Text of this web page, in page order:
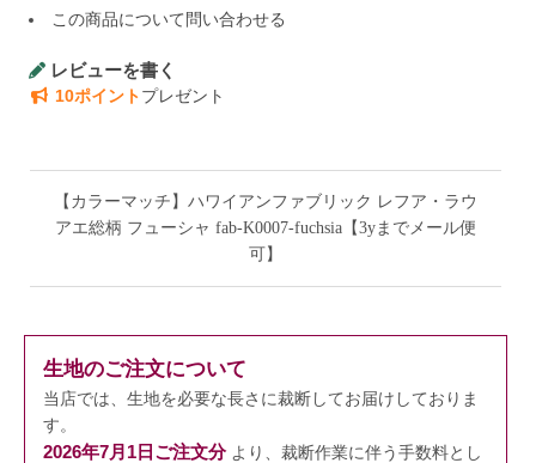
この商品について問い合わせる
レビューを書く
10ポイントプレゼント
【カラーマッチ】ハワイアンファブリック レフア・ラウ
アエ総柄 フューシャ fab-K0007-fuchsia【3yまでメール便
可】
生地のご注文について
当店では、生地を必要な長さに裁断してお届けしておりま
す。
2026年7月1日ご注文分より、裁断作業に伴う手数料とし